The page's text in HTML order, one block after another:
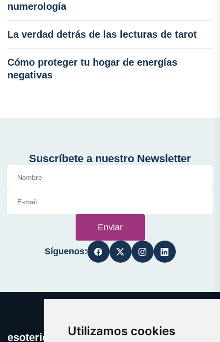
Utilizamos cookies
numerología
La verdad detrás de las lecturas de tarot
Cómo proteger tu hogar de energías
negativas
Suscríbete a nuestro Newsletter
Enviar
Síguenos:
esotericos.es